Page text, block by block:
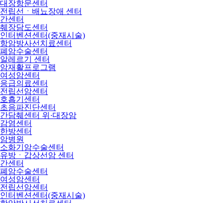
대장항문센터
전립선ㆍ배뇨장애 센터
간센터
췌장담도센터
인터벤션센터(중재시술)
항암방사선치료센터
폐암수술센터
알레르기 센터
암재활프로그램
여성암센터
응급의료센터
전립선암센터
호흡기센터
초음파진단센터
간담췌센터 위·대장암
감염센터
한방센터
암병원
소화기암수술센터
유방ㆍ갑상선암 센터
간센터
폐암수술센터
여성암센터
전립선암센터
인터벤션센터(중재시술)